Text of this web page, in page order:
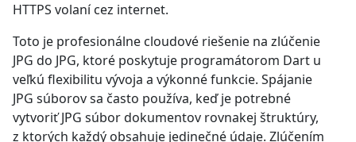
HTTPS volaní cez internet.
Toto je profesionálne cloudové riešenie na zlúčenie
JPG do JPG, ktoré poskytuje programátorom Dart u
veľkú flexibilitu vývoja a výkonné funkcie. Spájanie
JPG súborov sa často používa, keď je potrebné
vytvoriť JPG súbor dokumentov rovnakej štruktúry,
z ktorých každý obsahuje jedinečné údaje. Zlúčením